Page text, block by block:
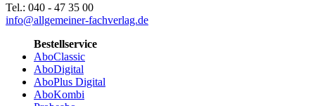
Tel.: 040 - 47 35 00
info@allgemeiner-fachverlag.de
Bestellservice
AboClassic
AboDigital
AboPlus Digital
AboKombi